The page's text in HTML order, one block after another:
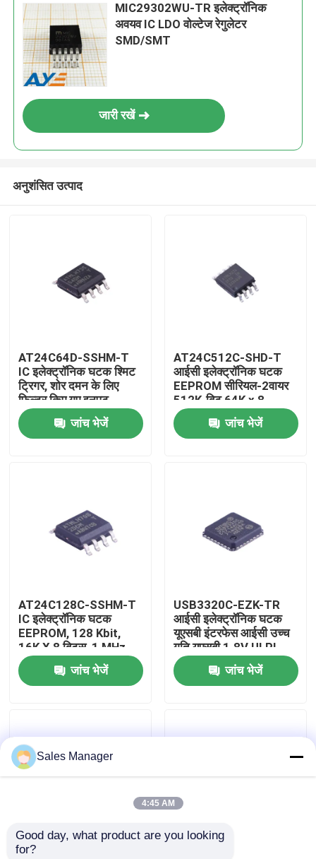
वीडियो
कारखाना भ्रमण
गुणवत्ता नियंत्रण
एक उद्धरण का अनुरोध करें
आईसी इलेक्ट्रॉनिक घटक
आईसी इंटीग्रेटेड सर्किट
MIC29302WU-TR इलेक्ट्रॉनिक
अवयव IC LDO वोल्टेज रेगुलेटर
SMD/SMT
जारी रखें
अनुशंसित उत्पाद
AT24C64D-SSHM-T
IC इलेक्ट्रॉनिक घटक श्मिट
ट्रिगर, शोर दमन के लिए
फ़िल्टर किए गए इनपुट
जांच भेजें
AT24C512C-SHD-T
आईसी इलेक्ट्रॉनिक घटक
EEPROM सीरियल-2वायर
512K-बिट 64K x 8
3.3V/5V 8-पिन SOIC
EIAJ T/R जांच भेजें
AT24C128C-SSHM-T
IC इलेक्ट्रॉनिक घटक
EEPROM, 128 Kbit,
16K X 8 बिट्स, 1 MHz,
I2C, SOIC, 8-पिन
जांच भेजें
USB3320C-EZK-TR
आईसी इलेक्ट्रॉनिक घटक
यूएसबी इंटरफेस आईसी उच्च
गति यूएसबी 1.8V ULPI
जांच भेजें
CC1101RGPR IC
Sales Manager
4:45 AM
Good day, what product are you looking
for?